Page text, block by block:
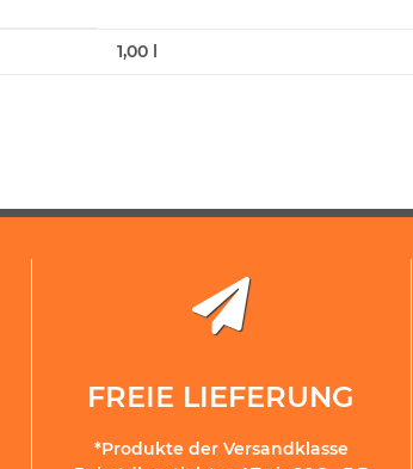
1,00 l
FREIE LIEFERUNG
*Produkte der Versandklasse